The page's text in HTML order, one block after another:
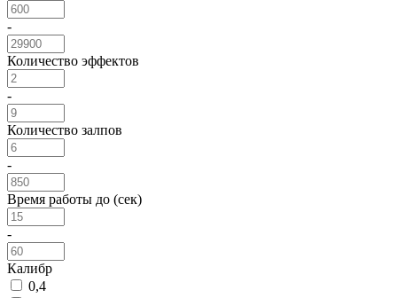
-
Количество эффектов
-
Количество залпов
-
Время работы до (сек)
-
Калибр
0,4